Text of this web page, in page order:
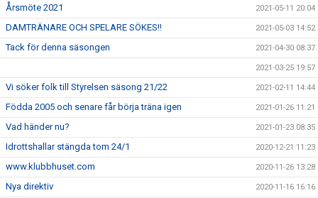
Årsmöte 2021 2021-05-11 20:04
DAMTRÄNARE OCH SPELARE SÖKES!! 2021-05-03 14:52
Tack för denna säsongen 2021-04-30 08:37
2021-03-25 19:57
Vi söker folk till Styrelsen säsong 21/22 2021-02-11 14:44
Födda 2005 och senare får börja träna igen 2021-01-26 11:21
Vad händer nu? 2021-01-23 08:35
Idrottshallar stängda tom 24/1 2020-12-21 11:23
www.klubbhuset.com 2020-11-26 13:28
Nya direktiv 2020-11-16 16:16